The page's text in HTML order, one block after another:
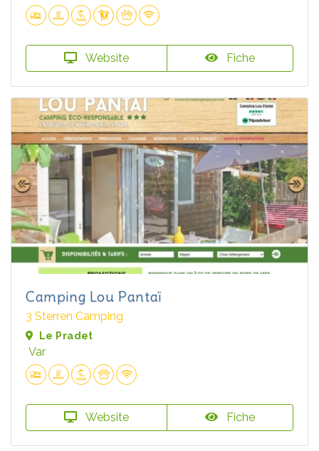
Website Fiche
Camping Lou Pantaï
3 Sterren Camping
Le Pradet
Var
Website Fiche